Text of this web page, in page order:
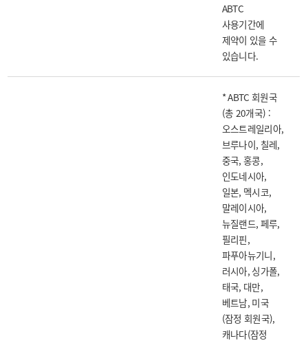
ABTC
사용기간에
제약이 있을 수
있습니다.
* ABTC 회원국
(총 20개국) :
오스트레일리아,
브루나이, 칠레,
중국, 홍콩,
인도네시아,
일본, 멕시코,
말레이시아,
뉴질랜드, 페루,
필리핀,
파푸아뉴기니,
러시아, 싱가폴,
태국, 대만,
베트남, 미국
(잠정 회원국),
캐나다(잠정